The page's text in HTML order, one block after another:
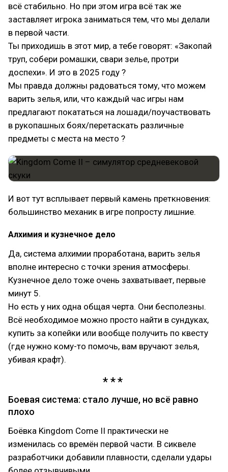
всё стабильно. Но при этом игра всё так же
заставляет игрока заниматься тем, что мы делали
в первой части.
Ты приходишь в этот мир, а тебе говорят: «Закопай
труп, собери ромашки, свари зелье, протри
доспехи». И это в 2025 году ?
Мы правда должны радоваться тому, что можем
варить зелья, или, что каждый час игры нам
предлагают покататься на лошади/поучаствовать
в рукопашных боях/перетаскать различные
предметы с места на место ?
И вот тут всплывает первый камень преткновения:
большинство механик в игре попросту лишние.
Алхимия и кузнечное дело
Да, система алхимии проработана, варить зелья
вполне интересно с точки зрения атмосферы.
Кузнечное дело тоже очень захватывает, первые
минут 5.
Но есть у них одна общая черта. Они бесполезны.
Всё необходимое можно просто найти в сундуках,
купить за копейки или вообще получить по квесту
(где нужно кому-то помочь, вам вручают зелья,
убивая крафт).
Боевая система: стало лучше, но всё равно
плохо
Боёвка Kingdom Come II практически не
изменилась со времён первой части. В сиквеле
разработчики добавили плавности, сделали удары